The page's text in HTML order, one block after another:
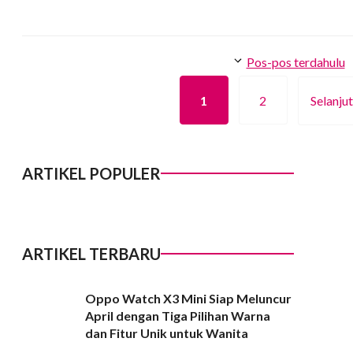
Pos-pos terdahulu
Halaman
1
Halaman
2
ARTIKEL POPULER
ARTIKEL TERBARU
Oppo Watch X3 Mini Siap Meluncur
April dengan Tiga Pilihan Warna
dan Fitur Unik untuk Wanita